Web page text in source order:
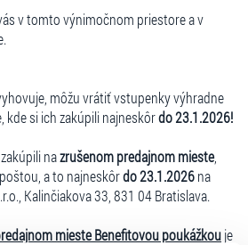
v tomto výnimočnom priestore a v
môžu vrátiť vstupenky výhradne
kde si ich zakúpili najneskôrdo 23.1.2026!
nazrušenom predajnom mieste,
a to najneskôrdo 23.1.2026na
Kalinčiakova 33, 831 04 Bratislava.
mieste Benefitovou poukážkouje